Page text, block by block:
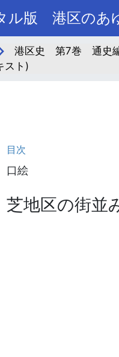
ル版 港区のあ
港区史 第7巻 通史
スト)